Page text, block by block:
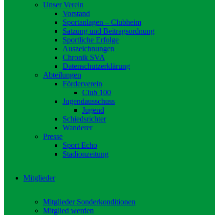
Unser Verein
Vorstand
Sportanlagen – Clubheim
Satzung und Beitragsordnung
Sportliche Erfolge
Auszeichnungen
Chronik SVA
Datenschutzerklärung
Abteilungen
Förderverein
Club 100
Jugendausschuss
Jugend
Schiedsrichter
Wanderer
Presse
Sport Echo
Stadionzeitung
Mitglieder
Mitglieder Sonderkonditionen
Mitglied werden